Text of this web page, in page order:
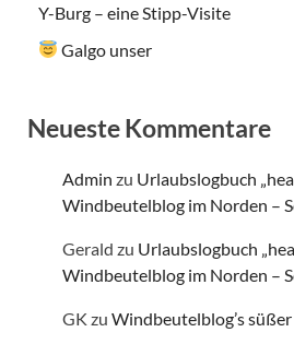
Y-Burg – eine Stipp-Visite
Galgo unser
Neueste Kommentare
Admin zu Urlaubslogbuch
Windbeutelblog im Norden –
Gerald zu Urlaubslogbuch
Windbeutelblog im Norden –
GK zu Windbeutelblog’s